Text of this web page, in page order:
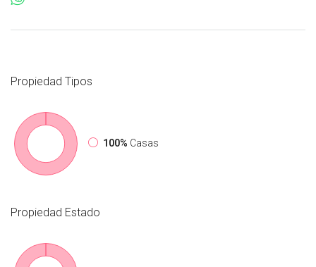
Propiedad Tipos
100% Casas
Propiedad Estado